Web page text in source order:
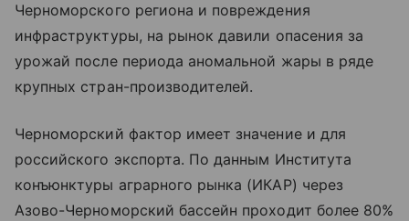
Черноморского региона и повреждения
инфраструктуры, на рынок давили опасения за
урожай после периода аномальной жары в ряде
крупных стран-производителей.
Черноморский фактор имеет значение и для
российского экспорта. По данным Института
конъюнктуры аграрного рынка (ИКАР) через
Азово-Черноморский бассейн проходит более 80%